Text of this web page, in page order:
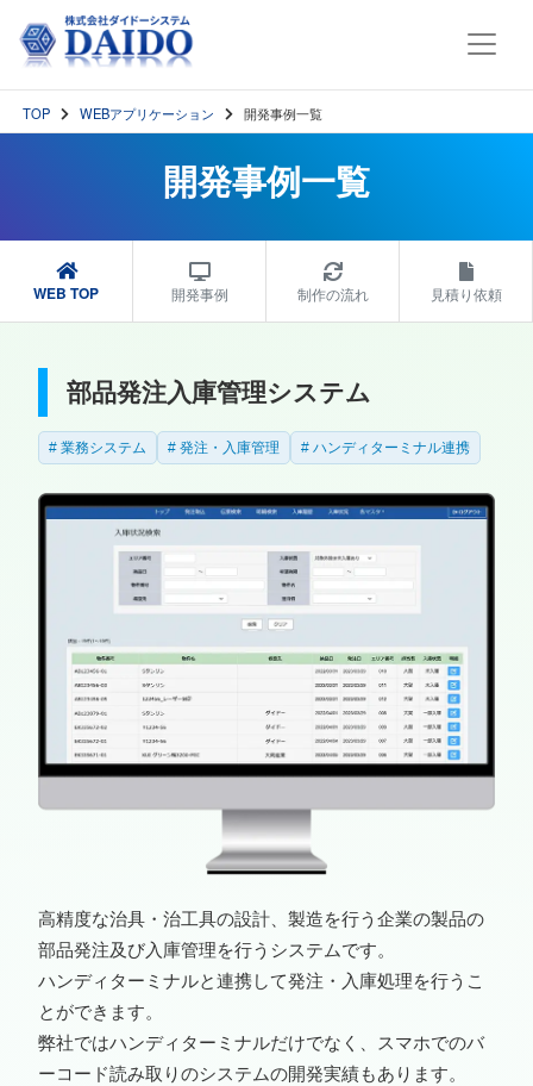
TOP WEBアプリケーション 開発事例一覧
開発事例一覧
WEB TOP 開発事例 制作の流れ 見積り依頼
部品発注入庫管理システム
業務システム 発注・入庫管理 ハンディターミナル連携
高精度な治具・治工具の設計、製造を行う企業の製品の
部品発注及び入庫管理を行うシステムです。
ハンディターミナルと連携して発注・入庫処理を行うこ
とができます。
弊社ではハンディターミナルだけでなく、スマホでのバ
ーコード読み取りのシステムの開発実績もあります。